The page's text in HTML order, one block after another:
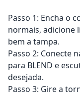
Passo 1: Encha o
normais, adicione
bem a tampa.
Passo 2: Conecte
para BLEND e
desejada.
Passo 3: Gire a